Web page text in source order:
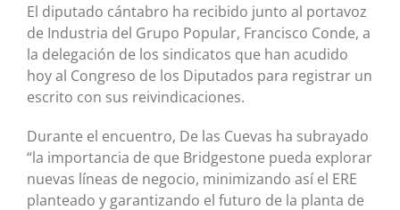
El diputado cántabro ha recibido junto al portavoz
de Industria del Grupo Popular, Francisco Conde, a
la delegación de los sindicatos que han acudido
hoy al Congreso de los Diputados para registrar un
escrito con sus reivindicaciones.
Durante el encuentro, De las Cuevas ha subrayado
“la importancia de que Bridgestone pueda explorar
nuevas líneas de negocio, minimizando así el ERE
planteado y garantizando el futuro de la planta de